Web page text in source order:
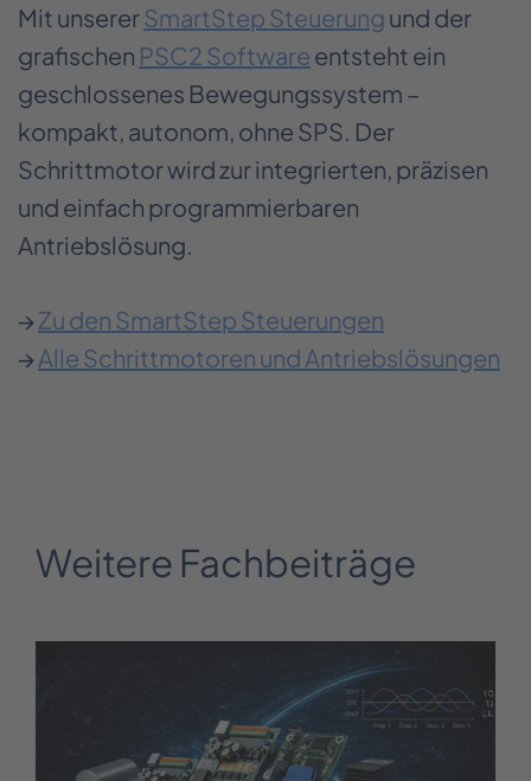
Mit unsererSmartStep Steuerung und der
grafischen PSC2 Software entsteht ein
geschlossenes Bewegungssystem –
kompakt, autonom, ohne SPS. Der
Schrittmotor wird zur integrierten, präzisen
und einfach programmierbaren
Antriebslösung.
→ Zu den SmartStep Steuerungen
→ Alle Schrittmotoren und Antriebslösungen
Weitere Fachbeiträge